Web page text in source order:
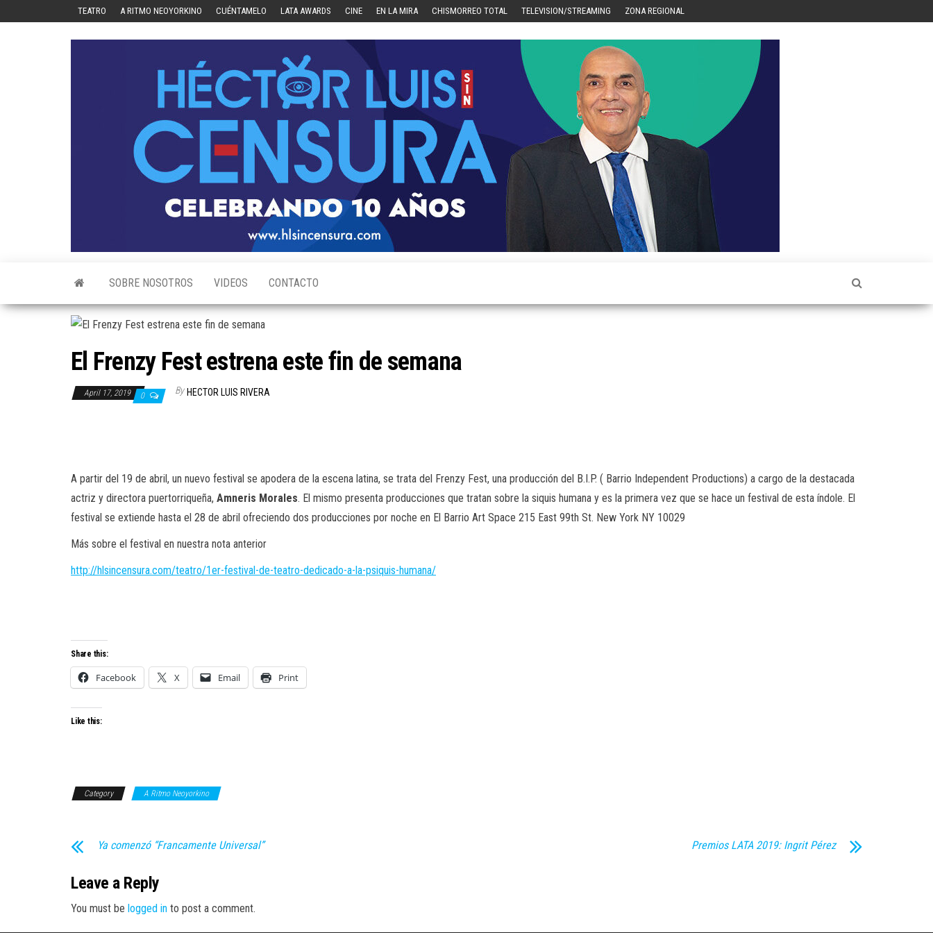
TEATRO A RITMO NEOYORKINO CUÉNTAMELO LATA AWARDS CINE EN LA MIRA CHISMORREO TOTAL TELEVISION/STREAMING ZONA REGIONAL
SOBRE NOSOTROS VIDEOS CONTACTO
El Frenzy Fest estrena este fin de semana
April 17, 2019 0 By HECTOR LUIS RIVERA
A partir del 19 de abril, un nuevo festival se apodera de la escena latina, se trata del Frenzy Fest, una producción del B.I.P. ( Barrio Independent Productions) a cargo de la destacada
actriz y directora puertorriqueña, Amneris Morales. El mismo presenta producciones que tratan sobre la siquis humana y es la primera vez que se hace un festival de esta índole. El
festival se extiende hasta el 28 de abril ofreciendo dos producciones por noche en El Barrio Art Space 215 East 99th St. New York NY 10029
Más sobre el festival en nuestra nota anterior
http://hlsincensura.com/teatro/1er-festival-de-teatro-dedicado-a-la-psiquis-humana/
Share this:
Facebook X Email Print
Like this:
Category A Ritmo Neoyorkino
Ya comenzó “Francamente Universal” Premios LATA 2019: Ingrit Pérez
Leave a Reply
You must be logged in to post a comment.